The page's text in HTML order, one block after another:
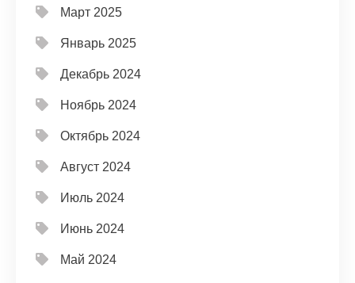
Март 2025
Январь 2025
Декабрь 2024
Ноябрь 2024
Октябрь 2024
Август 2024
Июль 2024
Июнь 2024
Май 2024